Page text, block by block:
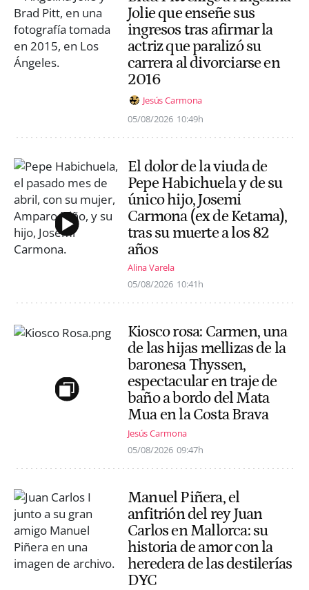
Jolie que enseñe sus
ingresos tras afirmar la
actriz que paralizó su
carrera al divorciarse en
2016
Jesús Carmona
05/08/2026 10:49h
El dolor de la viuda de
Pepe Habichuela y de su
único hijo, Josemi
Carmona (ex de Ketama),
tras su muerte a los 82
años
Alina Varela
05/08/2026 10:41h
Kiosco rosa: Carmen, una
de las hijas mellizas de la
baronesa Thyssen,
espectacular en traje de
baño a bordo del Mata
Mua en la Costa Brava
Jesús Carmona
05/08/2026 09:47h
Manuel Piñera, el
anfitrión del rey Juan
Carlos en Mallorca: su
historia de amor con la
heredera de las destilerías
DYC